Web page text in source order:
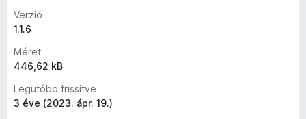
e
k
Verzió
1.1.6
Méret
446,62 kB
Legutóbb frissítve
3 éve (2023. ápr. 19.)